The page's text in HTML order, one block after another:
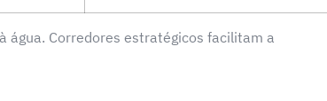
água. Corredores estratégicos facilitam a